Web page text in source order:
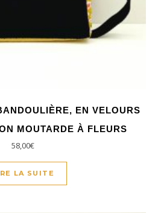
EN VELOURS
MOUTARDE À FLEURS
58,00€
LA SUITE